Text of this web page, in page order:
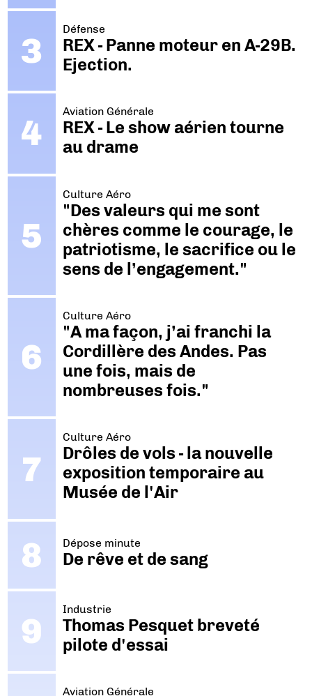
Défense
REX - Panne moteur en A-29B.
Ejection.
Aviation Générale
REX - Le show aérien tourne
au drame
Culture Aéro
"Des valeurs qui me sont
chères comme le courage, le
patriotisme, le sacrifice ou le
sens de l’engagement."
Culture Aéro
"A ma façon, j’ai franchi la
Cordillère des Andes. Pas
une fois, mais de
nombreuses fois."
Culture Aéro
Drôles de vols - la nouvelle
exposition temporaire au
Musée de l'Air
Dépose minute
De rêve et de sang
Industrie
Thomas Pesquet breveté
pilote d'essai
Aviation Générale